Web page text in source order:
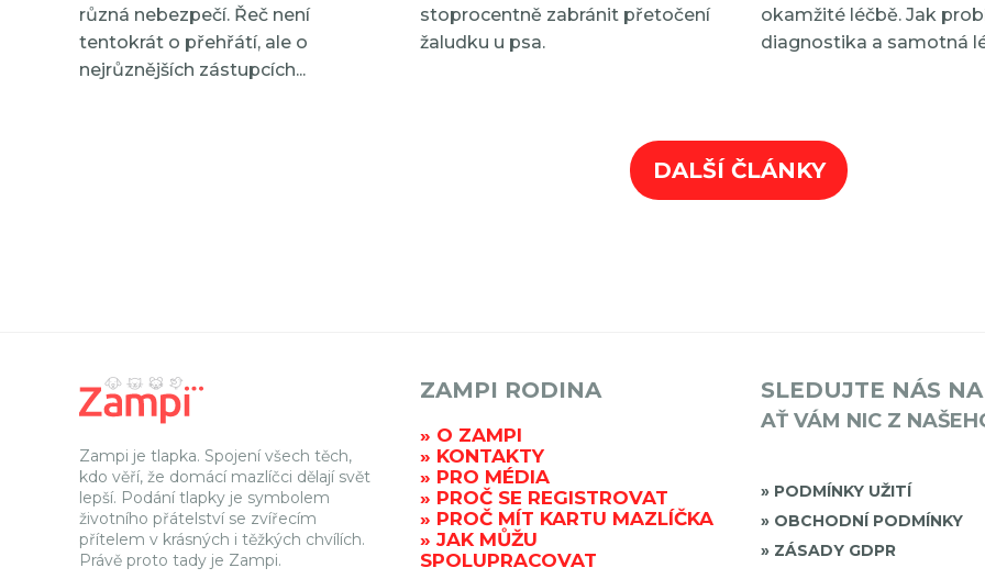
různá nebezpečí. Řeč není
tentokrát o přehřátí, ale o
nejrůznějších zástupcích...
stoprocentně zabránit přetočení
žaludku u psa.
okamžité léčbě. Jak
diagnostika a samotná
DALŠÍ ČLÁNKY
Zampi je tlapka. Spojení všech těch,
kdo věří, že domácí mazlíčci dělají svět
lepší. Podání tlapky je symbolem
životního přátelství se zvířecím
přítelem v krásných i těžkých chvílích.
Právě proto tady je Zampi.
ZAMPI RODINA
O ZAMPI
KONTAKTY
PRO MÉDIA
PROČ SE REGISTROVAT
PROČ MÍT KARTU MAZLÍČKA
JAK MŮŽU
SPOLUPRACOVAT
SLEDUJTE NÁS
AŤ VÁM NIC Z
PODMÍNKY UŽITÍ
OBCHODNÍ PODMÍNKY
ZÁSADY GDPR